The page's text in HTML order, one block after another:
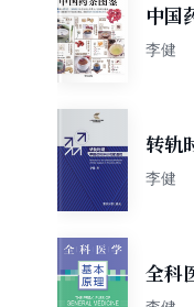
中国
李健
转轨
视
李健
全科